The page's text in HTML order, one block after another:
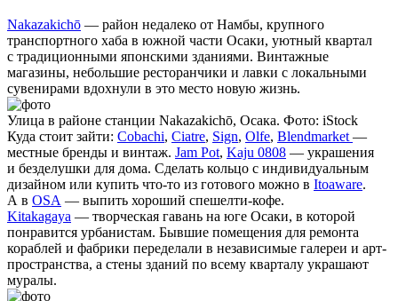
Nakazakichō — район недалеко от Намбы, крупного
транспортного хаба в южной части Осаки, уютный квартал
с традиционными японскими зданиями. Винтажные
магазины, небольшие ресторанчики и лавки с локальными
сувенирами вдохнули в это место новую жизнь.
Улица в районе станции Nakazakichō, Осака. Фото: iStock
Куда стоит зайти: Cobachi, Ciatre, Sign, Olfe, Blendmarket —
местные бренды и винтаж. Jam Pot, Kaju 0808 — украшения
и безделушки для дома. Сделать кольцо с индивидуальным
дизайном или купить что-то из готового можно в Itoaware.
А в OSA — выпить хороший спешелти-кофе.
Kitakagaya — творческая гавань на юге Осаки, в которой
понравится урбанистам. Бывшие помещения для ремонта
кораблей и фабрики переделали в независимые галереи и арт-
пространства, а стены зданий по всему кварталу украшают
муралы.